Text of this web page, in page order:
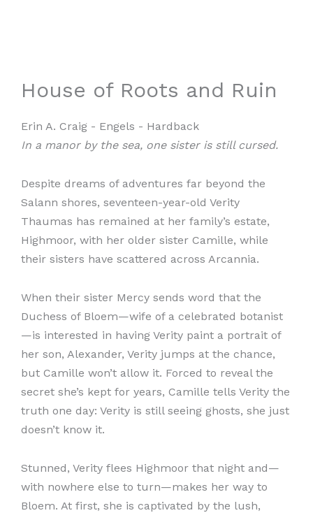
House of Roots and Ruin
Erin A. Craig - Engels - Hardback
In a manor by the sea, one sister is still cursed.
Despite dreams of adventures far beyond the
Salann shores, seventeen-year-old Verity
Thaumas has remained at her family’s estate,
Highmoor, with her older sister Camille, while
their sisters have scattered across Arcannia.
When their sister Mercy sends word that the
Duchess of Bloem—wife of a celebrated botanist
—is interested in having Verity paint a portrait of
her son, Alexander, Verity jumps at the chance,
but Camille won’t allow it. Forced to reveal the
secret she’s kept for years, Camille tells Verity the
truth one day: Verity is still seeing ghosts, she just
doesn’t know it.
Stunned, Verity flees Highmoor that night and—
with nowhere else to turn—makes her way to
Bloem. At first, she is captivated by the lush,